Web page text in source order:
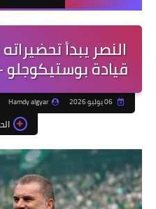
النصر يبدأ
قيادة بوستيكوجلو
Hamdy algyar